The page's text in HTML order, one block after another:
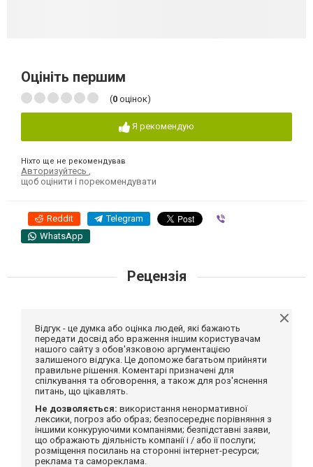
Оцініть першим
(0 оцінок)
Я рекомендую
Ніхто ще не рекомендував
Авторизуйтесь
щоб оцінити і порекомендувати
Reddit Telegram
WhatsApp
Рецензія
Відгук - це думка або оцінка людей, які бажають
передати досвід або враження іншим користувачам
нашого сайту з обов'язковою аргументацією
залишеного відгука. Це допоможе багатьом прийняти
правильне рішення. Коментарі призначені для
спілкування та обговорення, а також для роз'яснення
питань, що цікавлять.
Не дозволяється: використання ненормативної
лексики, погроз або образ; безпосереднє порівняння з
іншими конкуруючими компаніями; безпідставні заяви,
що ображають діяльність компанії і / або її послуги;
розміщення посилань на сторонні інтернет-ресурси;
реклама та самореклама.